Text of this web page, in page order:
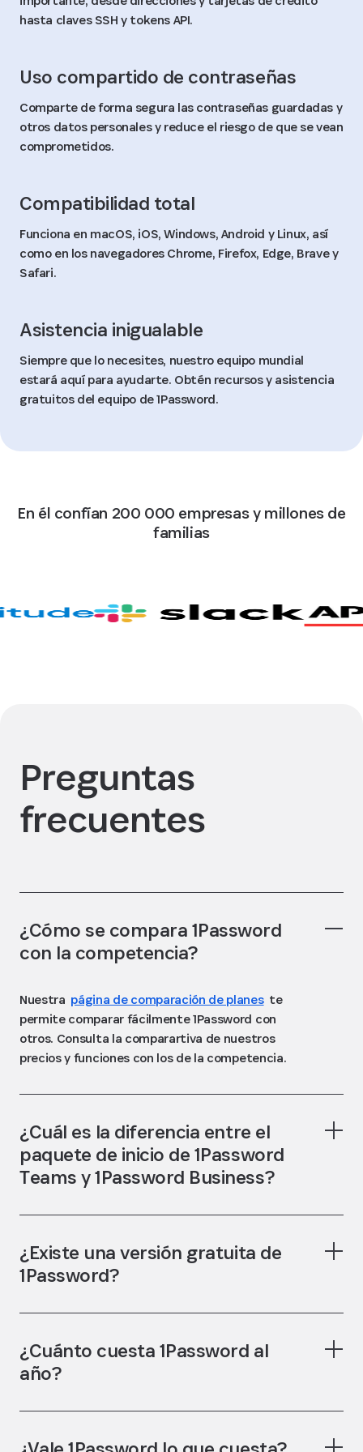
hasta claves SSH y tokens API.
Uso compartido de contraseñas
Comparte de forma segura las contraseñas guardadas y
otros datos personales y reduce el riesgo de que se vean
comprometidos.
Compatibilidad total
Funciona en macOS, iOS, Windows, Android y Linux, así
como en los navegadores Chrome, Firefox, Edge, Brave y
Safari.
Asistencia inigualable
Siempre que lo necesites, nuestro equipo mundial
estará aquí para ayudarte. Obtén recursos y asistencia
gratuitos del equipo de 1Password.
En él confían 200 000 empresas y millones de
familias
Preguntas
frecuentes
¿Cómo se compara 1Password
con la competencia?
Nuestra página de comparación de planes te
permite comparar fácilmente 1Password con
otros. Consulta la comparartiva de nuestros
precios y funciones con los de la competencia.
¿Cuál es la diferencia entre el
paquete de inicio de 1Password
Teams y 1Password Business?
paquete de
iniciación para equipos
¿Existe una versión gratuita de
1Password?
¿Cuánto cuesta 1Password al
año?